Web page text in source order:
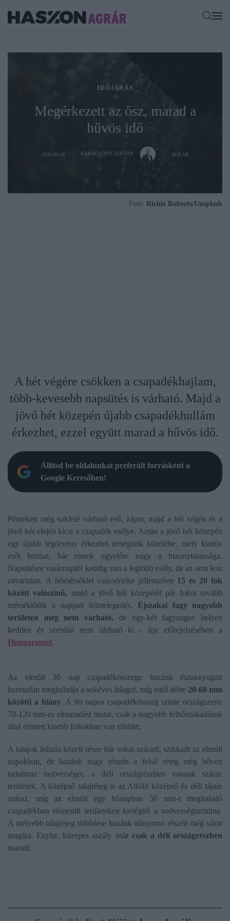
IDŐJÁRÁS
Megérkezett az ősz, marad a
hűvös idő
2025-09-26 KARÁCSONY ZOLTÁN AGRÁR
Fotó: Richie Roberts/Unsplash
A hét végére csökken a csapadékhajlam,
több-kevesebb napsütés is várható. Majd a
jövő hét közepén újabb csapadékhullám
érkezhet, ezzel együtt marad a hűvös idő.
Állítsd be oldalunkat preferált forrásként a
Google Keresőben!
Pénteken még sokfelé várható eső, zápor, majd a hét végén és a
jövő hét elején kicsi a csapadék esélye. Aztán a jövő hét közepén
egy újabb légörvény érkezhet térségünk közelébe, mely kiadós
esőt hozhat, bár ennek egyelőre nagy a bizonytalansága.
Napsütésre vasárnaptól keddig van a legtöbb esély, de az sem lesz
zavartalan. A hőmérséklet csúcsértéke jellemzően 15 és 20 fok
között valószínű, majd a jövő hét közepétől pár fokot tovább
mérséklődik a nappali felmelegedés. Éjszakai fagy nagyobb
területen még nem várható, de egy-két fagyzugos helyen
kedden és szerdán nem zárható ki - írja előrejelzésében a
Hungaromet.
Az elmúlt 30 nap csapadékösszege hazánk északnyugati
harmadán meghaladja a sokéves átlagot, míg ettől délre 20-60 mm
közötti a hiány. A 90 napos csapadékösszeg szinte országszerte
70-120 mm-es elmaradást mutat, csak a nagyobb felhőszakadások
által érintett kisebb foltokban van többlet.
A talajok felszín közeli része bár sokat száradt, szikkadt az elmúlt
napokban, de hazánk nagy részén a felső réteg még bőven
tartalmaz nedvességet, a déli országrészben vannak száraz
területek. A középső talajréteg is az Alföld középső és déli tájain
száraz, míg az elmúlt egy hónapban 50 mm-t meghaladó
csapadékban részesült területeken kielégítő a nedvességtartalma.
A mélyebb talajréteg töltődése hazánk túlnyomó részén még várat
magára. Enyhe, közepes aszály már csak a déli országrészben
maradt.